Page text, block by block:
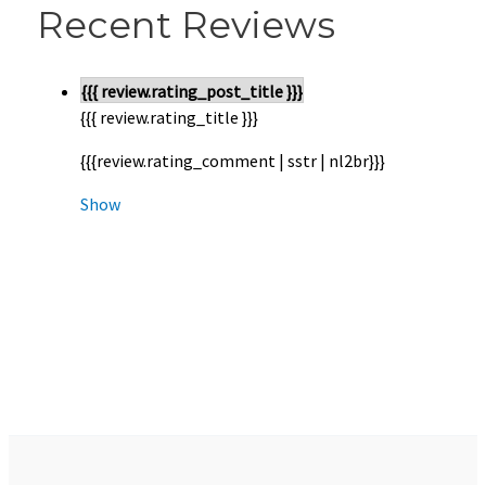
Recent Reviews
{{{ review.rating_post_title }}}
{{{ review.rating_title }}}
{{{review.rating_comment | sstr | nl2br}}}
Show